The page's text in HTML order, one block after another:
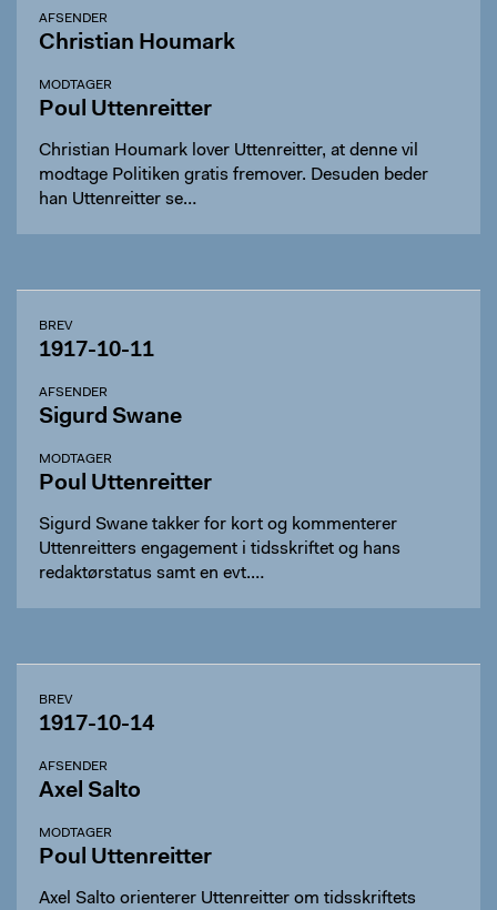
AFSENDER
Christian Houmark
MODTAGER
Poul Uttenreitter
Christian Houmark lover Uttenreitter, at denne vil
modtage Politiken gratis fremover. Desuden beder
han Uttenreitter se…
BREV
1917-10-11
AFSENDER
Sigurd Swane
MODTAGER
Poul Uttenreitter
Sigurd Swane takker for kort og kommenterer
Uttenreitters engagement i tidsskriftet og hans
redaktørstatus samt en evt.…
BREV
1917-10-14
AFSENDER
Axel Salto
MODTAGER
Poul Uttenreitter
Axel Salto orienterer Uttenreitter om tidsskriftets